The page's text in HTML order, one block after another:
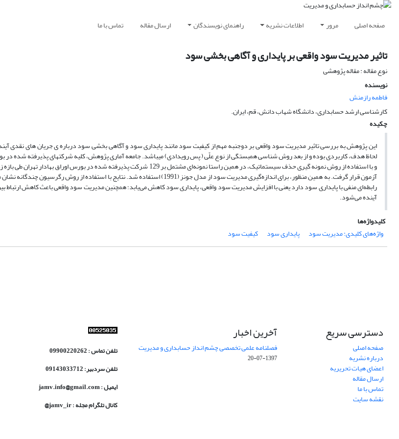
صفحه اصلی مرور اطلاعات نشریه راهنمای نویسندگان ارسال مقاله تماس با ما
تاثیر مدیریت سود واقعی بر پایداری و آگاهی بخشی سود
نوع مقاله : مقاله پژوهشی
نویسنده
فاطمه رازمنش
کارشناسی ارشد حسابداری، دانشگاه شهاب دانش، قم، ایران.
چکیده
این پژوهش به بررسی تاثیر مدیریت سود واقعی بر دوجنبه مهم از کیفیت سود مانند پایداری سود و آگاهی بخشی سود درباره ی جریان های نقدی
لحاظ هدف، کاربردی بوده و از بعد روش شناسی همبستگی از نوع علّی ( پس رویدادی) میباشد. جامعه آماری پژوهش، کلیه شرکتهای پذیرفته شده در
آزمون قرار گرفت. به همین منظور، برای اندازه‌گیری مدیریت سود از مدل جونز (1991) استفاده شد. نتایج با
رابطه‌ای منفی با پایداری سود دارد یعنی با افزایش مدیریت سود واقعی، پایداری سود کاهش می‌یابد؛ همچنین مدیریت سود واقعی باعث کاهش
آینده می‌شود.
کلیدواژه‌ها
واژه‌های کلیدی: مدیریت سود
پایداری سود کیفیت سود
دسترسی سریع
صفحه اصلی
درباره نشریه
اعضای هیات تحریریه
ارسال مقاله
تماس با ما
نقشه سایت
آخرین اخبار
فصلنامه علمی تخصصی چشم انداز حسابداری و مدیریت
1397-07-20
تلفن تماس : 09900220262
تلفن سردبیر: 09143033712
ایمیل : jamv.info@gmail.com
کانال تلگرام مجله : jamv_ir@